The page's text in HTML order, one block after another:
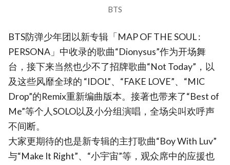
BTS
BTS防弹少年团以新专辑「MAP OF THE SOUL :
PERSONA」中收录的歌曲“Dionysus”作为开场舞
台，接下来当然也少不了招牌歌曲“Not Today”，以
及这些风靡全球的 “IDOL”、“FAKE LOVE”、“MIC
Drop”的Remix重新编曲版本。接著也带来了“Best of
Me”等个人SOLO以及小分组演唱，全场尖叫欢呼声
不间断。
大家更期待的也是新专辑的主打歌曲“Boy With Luv”
与“Make It Right”、“小宇宙”等，观众席中的应援也